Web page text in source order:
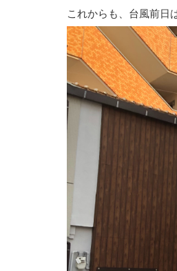
これからも、台風前日